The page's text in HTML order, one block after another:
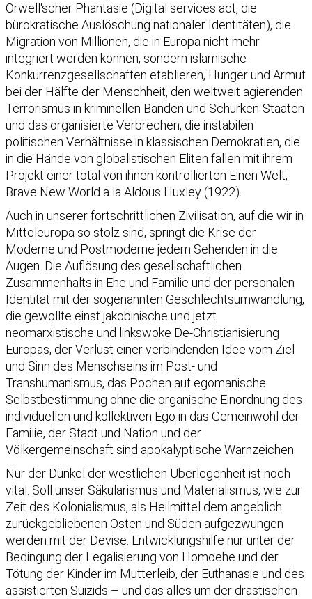
Orwell‘scher Phantasie (Digital services act, die
bürokratische Auslöschung nationaler Identitäten), die
Migration von Millionen, die in Europa nicht mehr
integriert werden können, sondern islamische
Konkurrenzgesellschaften etablieren, Hunger und Armut
bei der Hälfte der Menschheit, den weltweit agierenden
Terrorismus in kriminellen Banden und Schurken-Staaten
und das organisierte Verbrechen, die instabilen
politischen Verhältnisse in klassischen Demokratien, die
in die Hände von globalistischen Eliten fallen mit ihrem
Projekt einer total von ihnen kontrollierten Einen Welt,
Brave New World a la Aldous Huxley (1922).
Auch in unserer fortschrittlichen Zivilisation, auf die wir in
Mitteleuropa so stolz sind, springt die Krise der
Moderne und Postmoderne jedem Sehenden in die
Augen. Die Auflösung des gesellschaftlichen
Zusammenhalts in Ehe und Familie und der personalen
Identität mit der sogenannten Geschlechtsumwandlung,
die gewollte einst jakobinische und jetzt
neomarxistische und linkswoke De-Christianisierung
Europas, der Verlust einer verbindenden Idee vom Ziel
und Sinn des Menschseins im Post- und
Transhumanismus, das Pochen auf egomanische
Selbstbestimmung ohne die organische Einordnung des
individuellen und kollektiven Ego in das Gemeinwohl der
Familie, der Stadt und Nation und der
Völkergemeinschaft sind apokalyptische Warnzeichen.
Nur der Dünkel der westlichen Überlegenheit ist noch
vital. Soll unser Säkularismus und Materialismus, wie zur
Zeit des Kolonialismus, als Heilmittel dem angeblich
zurückgebliebenen Osten und Süden aufgezwungen
werden mit der Devise: Entwicklungshilfe nur unter der
Bedingung der Legalisierung von Homoehe und der
Tötung der Kinder im Mutterleib, der Euthanasie und des
assistierten Suizids – und das alles um der drastischen